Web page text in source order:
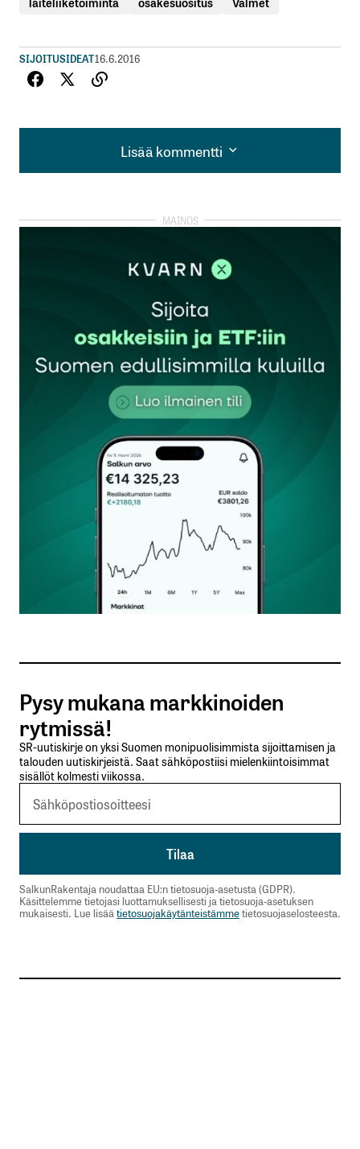
SIJOITUSIDEAT16.6.2016
Lisää kommentti
Lisää kommentti
kirjautua
rekisteröityä
Sähköpostiosoitettasi ei julkaista.Pakolliset
kentät on merkitty*
Kommentti*
Nimesi tai nimimerkkisi
Sähköpostiosoitteesi
Tilaa SalkunRakentajan uutiskirje
Lähetä kommentti
Pysy mukana markkinoiden
rytmissä!
SR-uutiskirje on yksi Suomen monipuolisimmista sijoittamisen ja
talouden uutiskirjeistä. Saat sähköpostiisi mielenkiintoisimmat
sisällöt kolmesti viikossa.
SalkunRakentaja noudattaa EU:n tietosuoja-asetusta (GDPR).
Käsittelemme tietojasi luottamuksellisesti ja tietosuoja-asetuksen
mukaisesti. Lue lisää tietosuojakäytänteistämmetietosuojaselosteesta.